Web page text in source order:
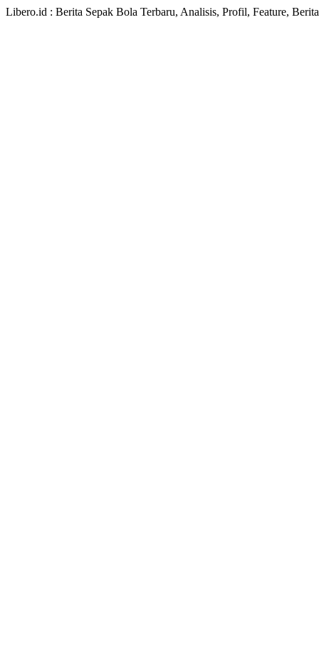
Libero.id : Berita Sepak Bola Terbaru, Analisis, Profil, Feature,